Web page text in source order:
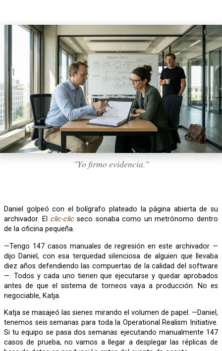
"Yo firmo evidencia."
Daniel golpeó con el bolígrafo plateado la página abierta de su
archivador. El clic-clicseco sonaba como un metrónomo dentro
de la oficina pequeña.
—Tengo 147 casos manuales de regresión en este archivador —
dijo Daniel, con esa terquedad silenciosa de alguien que llevaba
diez años defendiendo las compuertas de la calidad del software
—. Todos y cada uno tienen que ejecutarse y quedar aprobados
antes de que el sistema de torneos vaya a producción. No es
negociable, Katja.
Katja se masajeó las sienes mirando el volumen de papel. —Daniel,
tenemos seis semanas para toda la Operational Realism Initiative.
Si tu equipo se pasa dos semanas ejecutando manualmente 147
casos de prueba, no vamos a llegar a desplegar las réplicas de